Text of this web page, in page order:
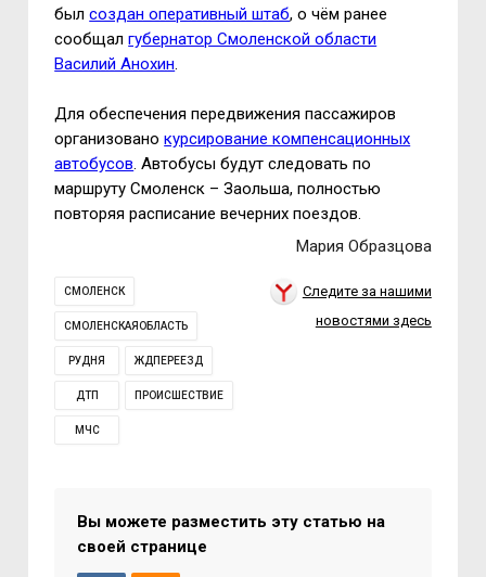
былсоздан оперативный штаб, о чём ранее
сообщалгубернатор Смоленской области
Василий Анохин.
Для обеспечения передвижения пассажиров
организованокурсирование компенсационных
автобусов. Автобусы будут следовать по
маршруту Смоленск – Заольша, полностью
повторяя расписание вечерних поездов.
Мария Образцова
СМОЛЕНСК
СМОЛЕНСКАЯОБЛАСТЬ
РУДНЯ ЖДПЕРЕЕЗД
ДТП ПРОИСШЕСТВИЕ
МЧС
Следите за нашими
новостями здесь
Вы можете разместить эту статью на
своей странице